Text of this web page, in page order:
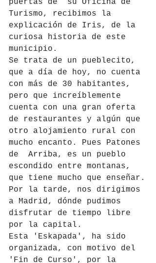
puertas de  su Oficina de
Turismo, recibimos la
explicación de Iris, de la
curiosa historia de este
municipio.
Se trata de un pueblecito,
que a día de hoy, no cuenta
con más de 30 habitantes,
pero que increíblemente
cuenta con una gran oferta
de restaurantes y algún que
otro alojamiento rural con
mucho encanto. Pues Patones
de  Arriba, es un pueblo
escondido entre montanas,
que tiene mucho que enseñar.
Por la tarde, nos dirigimos
a Madrid, dónde pudimos
disfrutar de tiempo libre
por la capital.
Esta 'Eskapada', ha sido
organizada, con motivo del
'Fin de Curso', por la